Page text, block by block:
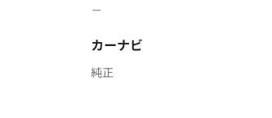
－
カーナビ
純正